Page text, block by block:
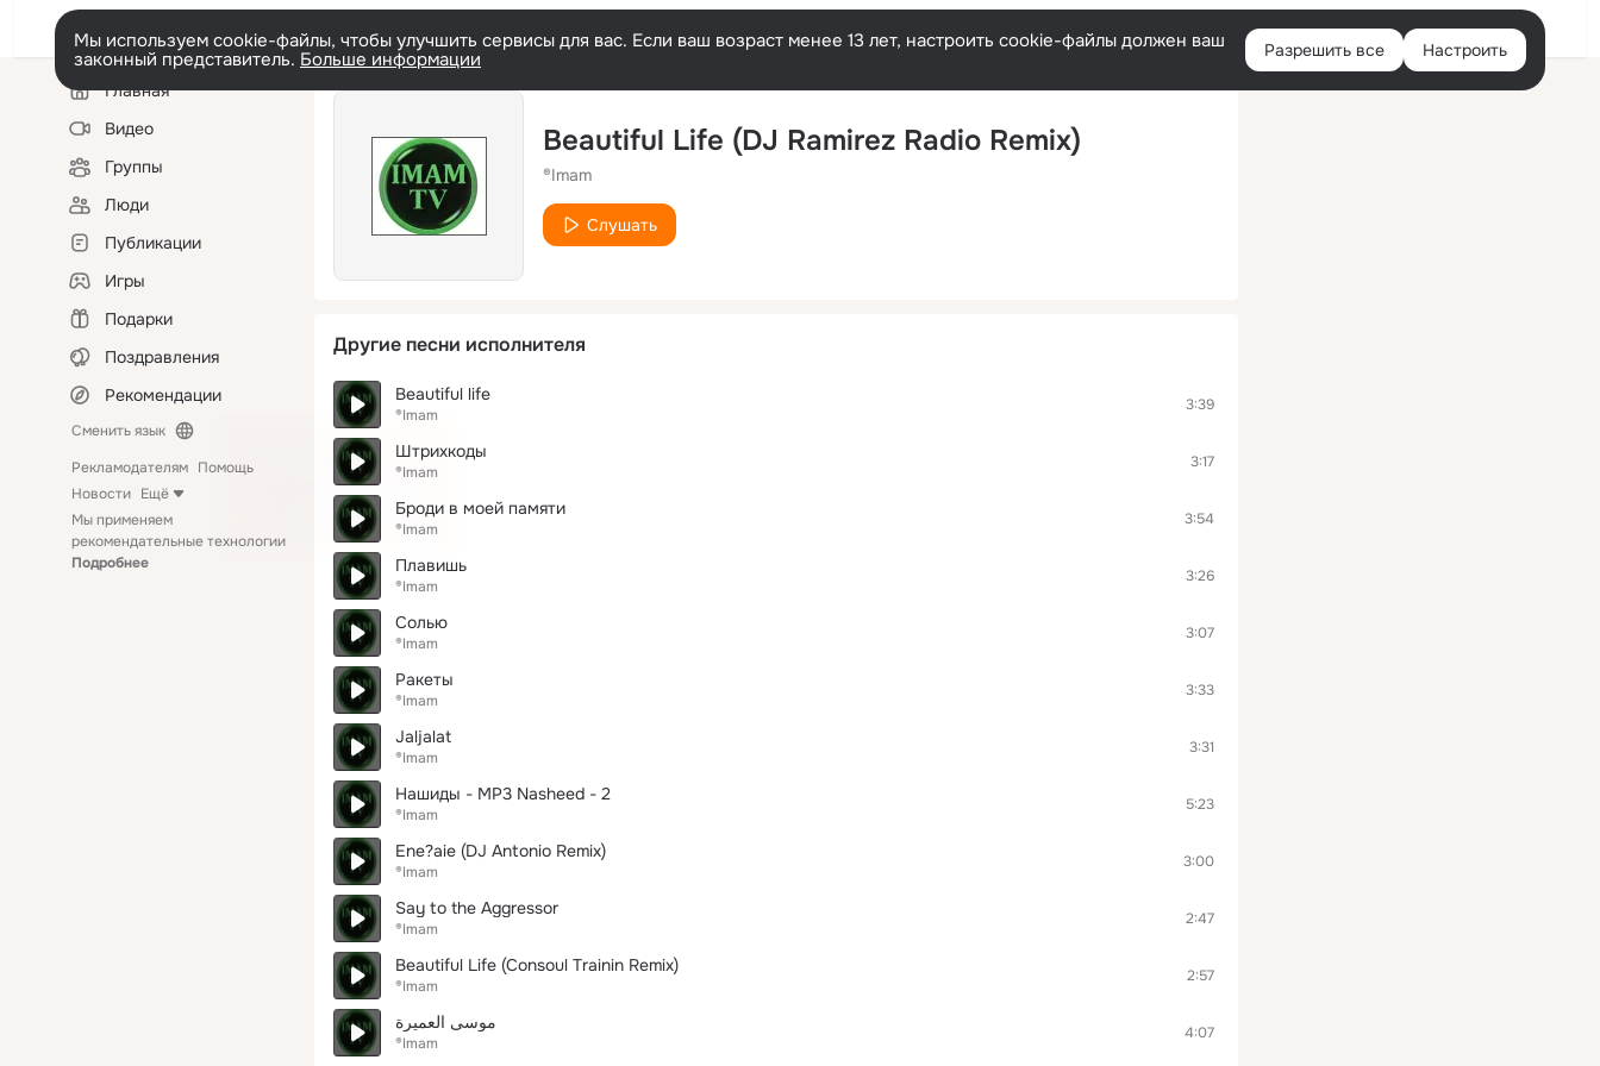
Войти
Мы используем cookie-файлы, чтобы улучшить сервисы для вас. Если ваш возраст менее 13 лет, настроить cookie-файлы должен ваш
законный представитель. Больше информации Разрешить все Настроить
Левая
колонкаГлавная
Видео
Группы
Люди
Публикации
Игры
Подарки
Поздравления
Рекомендации
Сменить язык
Рекламодателям Помощь
Новости Ещё
Мы применяем
рекомендательные технологии
Подробнее
Beautiful Life (DJ Ramirez Radio Remix)
®Imam
Слушать
Другие песни исполнителя
Beautiful life
®Imam
3:39
Штрихкоды
®Imam
3:17
Броди в моей памяти
®Imam
3:54
Плавишь
®Imam
3:26
Солью
®Imam
3:07
Ракеты
®Imam
3:33
Jaljalat
®Imam
3:31
Нашиды - MP3 Nasheed - 2
®Imam
5:23
Ene?aie (DJ Antonio Remix)
®Imam
3:00
Say to the Aggressor
®Imam
2:47
Beautiful Life (Consoul Trainin Remix)
®Imam
2:57
موسى العميرة
®Imam
4:07